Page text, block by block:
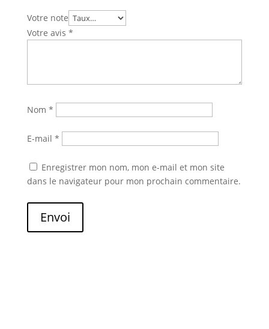
Votre note
Votre avis *
Nom *
E-mail *
Enregistrer mon nom, mon e-mail et mon site
dans le navigateur pour mon prochain commentaire.
Envoi